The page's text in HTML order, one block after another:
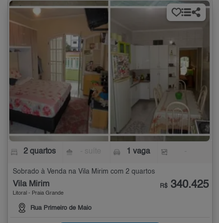
2 quartos 1 vaga
Sobrado à Venda na Vila Mirim com 2 quartos
Vila Mirim
Litoral - Praia Grande
Rua Primeiro de Maio
R$ 340.425